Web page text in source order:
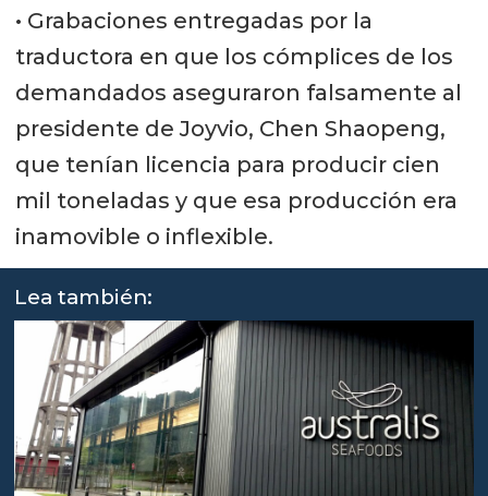
• Grabaciones entregadas por la
traductora en que los cómplices de los
demandados aseguraron falsamente al
presidente de Joyvio, Chen Shaopeng,
que tenían licencia para producir cien
mil toneladas y que esa producción era
inamovible o inflexible.
Lea también: